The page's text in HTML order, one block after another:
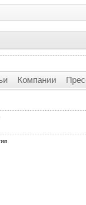
Компании